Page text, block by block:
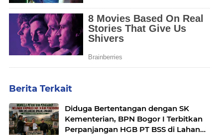
Berita Terkait
Diduga Bertentangan dengan SK
Kementerian, BPN Bogor I Terbitkan
Perpanjangan HGB PT BSS di Lahan